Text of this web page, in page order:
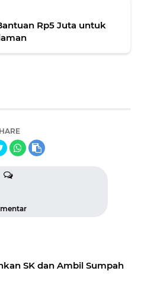
Rp5 Juta untuk
SK dan Ambil Sumpah